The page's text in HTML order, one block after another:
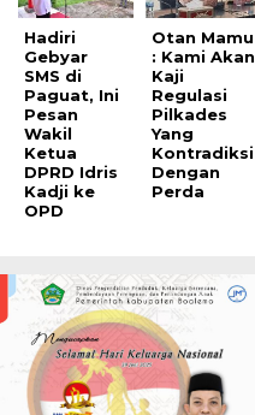
Hadiri
Gebyar
SMS di
Paguat, Ini
Pesan
Wakil
Ketua
DPRD Idris
Kadji ke
OPD
Otan Mamu
: Kami Akan
Kaji
Regulasi
Pilkades
Yang
Kontradiksi
Dengan
Perda